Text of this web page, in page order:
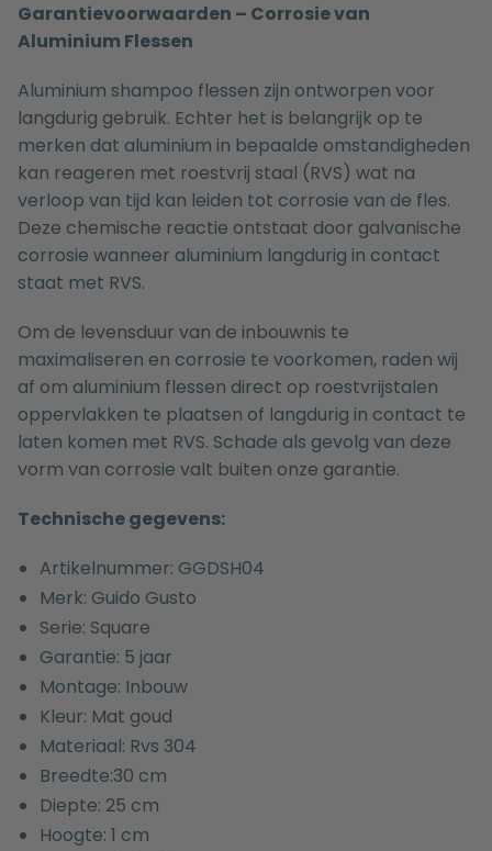
Garantievoorwaarden – Corrosie van
Aluminium Flessen
Aluminium shampoo flessen zijn ontworpen voor
langdurig gebruik. Echter het is belangrijk op te
merken dat aluminium in bepaalde omstandigheden
kan reageren met roestvrij staal (RVS) wat na
verloop van tijd kan leiden tot corrosie van de fles.
Deze chemische reactie ontstaat door galvanische
corrosie wanneer aluminium langdurig in contact
staat met RVS.
Om de levensduur van de inbouwnis te
maximaliseren en corrosie te voorkomen, raden wij
af om aluminium flessen direct op roestvrijstalen
oppervlakken te plaatsen of langdurig in contact te
laten komen met RVS. Schade als gevolg van deze
vorm van corrosie valt buiten onze garantie.
Technische gegevens:
Artikelnummer: GGDSH04
Merk: Guido Gusto
Serie: Square
Garantie: 5 jaar
Montage: Inbouw
Kleur: Mat goud
Materiaal: Rvs 304
Breedte:30 cm
Diepte: 25 cm
Hoogte: 1 cm